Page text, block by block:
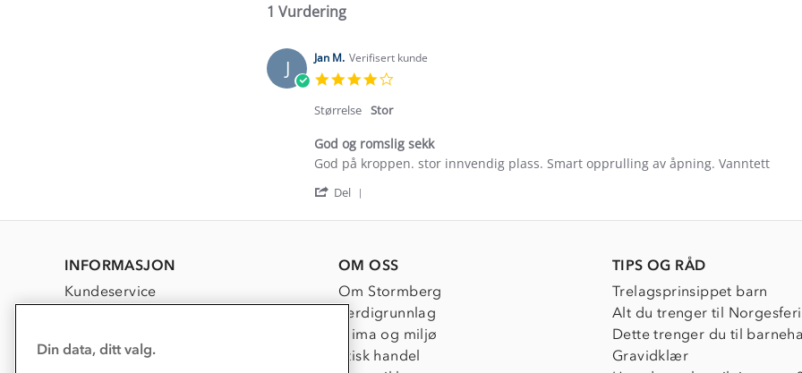
1 Vurdering
J Jan M. Verifisert kunde
Størrelse Stor
God og romslig sekk
Review
Jan
on
2026
review
God
romslig
God på kroppen. stor innvendig plass. Smart opprulling av åpning. Vanntett
Del
Review
M.
on
28
Jun
INFORMASJON
Kundeservice
Kundeklubb
OM OSS
Om Stormberg
Verdigrunnlag
Klima og miljø
Etisk handel
TIPS OG RÅD
Trelagsprinsippet barn
Alt du trenger til
Dette trenger du til
Gravidklær
Din data, ditt valg.